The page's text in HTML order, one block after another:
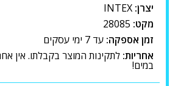
יצרן: INTEX
מקט: 28085
זמן אספקה: עד 7 ימי עסקים
אחריות: לתקינות המוצר בקבלתו. אין
במים!